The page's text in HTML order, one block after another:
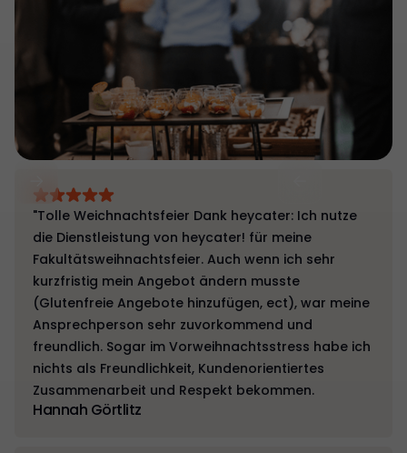
"Tolle Weichnachtsfeier Dank heycater: Ich nutze
die Dienstleistung von heycater! für meine
Fakultätsweihnachtsfeier. Auch wenn ich sehr
kurzfristig mein Angebot ändern musste
(Glutenfreie Angebote hinzufügen, ect), war meine
Ansprechperson sehr zuvorkommend und
freundlich. Sogar im Vorweihnachtsstress habe ich
nichts als Freundlichkeit, Kundenorientiertes
Zusammenarbeit und Respekt bekommen.
Hannah Görtlitz